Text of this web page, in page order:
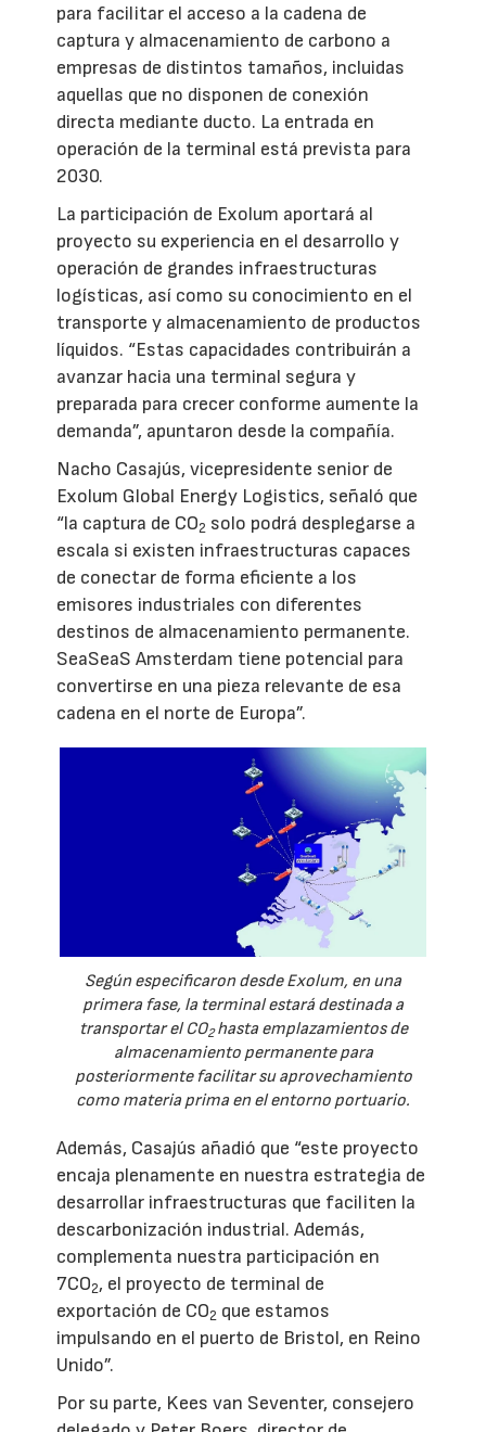
para facilitar el acceso a la cadena de
captura y almacenamiento de carbono a
empresas de distintos tamaños, incluidas
aquellas que no disponen de conexión
directa mediante ducto. La entrada en
operación de la terminal está prevista para
2030.
La participación de Exolum aportará al
proyecto su experiencia en el desarrollo y
operación de grandes infraestructuras
logísticas, así como su conocimiento en el
transporte y almacenamiento de productos
líquidos. “Estas capacidades contribuirán a
avanzar hacia una terminal segura y
preparada para crecer conforme aumente la
demanda”, apuntaron desde la compañía.
Nacho Casajús, vicepresidente senior de
Exolum Global Energy Logistics, señaló que
“la captura de CO2 solo podrá desplegarse a
escala si existen infraestructuras capaces
de conectar de forma eficiente a los
emisores industriales con diferentes
destinos de almacenamiento permanente.
SeaSeaS Amsterdam tiene potencial para
convertirse en una pieza relevante de esa
cadena en el norte de Europa”.
Según especificaron desde Exolum, en una
primera fase, la terminal estará destinada a
transportar el CO2hasta emplazamientos de
almacenamiento permanente para
posteriormente facilitar su aprovechamiento
como materia prima en el entorno portuario.
Además, Casajús añadió que “este proyecto
encaja plenamente en nuestra estrategia de
desarrollar infraestructuras que faciliten la
descarbonización industrial. Además,
complementa nuestra participación en
7CO2, el proyecto de terminal de
exportación de CO2 que estamos
impulsando en el puerto de Bristol, en Reino
Unido”.
Por su parte, Kees van Seventer, consejero